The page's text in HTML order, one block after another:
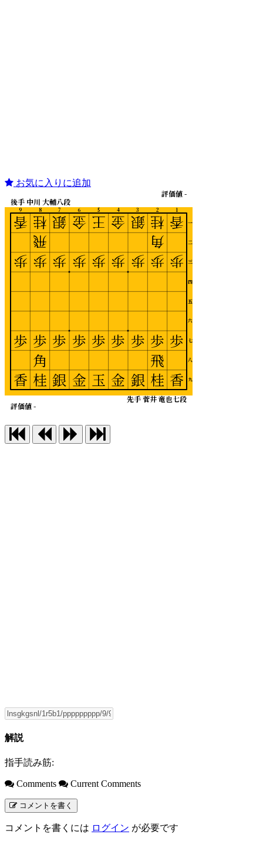
お気に入りに追加
1
2
3
4
5
6
7
8
9
一
二
三
四
五
六
七
八
九
先手 菅井 竜也七段
後手 中川 大輔八段
評価値 -
評価値 -
香
歩
歩
香
桂
角
歩
歩
飛
桂
銀
歩
歩
銀
金
歩
歩
金
王
歩
歩
玉
金
歩
歩
金
銀
歩
歩
銀
桂
飛
歩
歩
角
桂
香
歩
歩
香
解説
指手読み筋:
Comments Current Comments
コメントを書く
コメントを書くには ログイン が必要です